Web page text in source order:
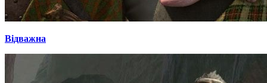
Відважна